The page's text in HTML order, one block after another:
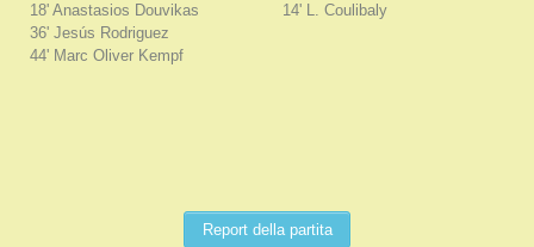
18' Anastasios Douvikas
36' Jesús Rodriguez
44' Marc Oliver Kempf
14' L. Coulibaly
Report della partita